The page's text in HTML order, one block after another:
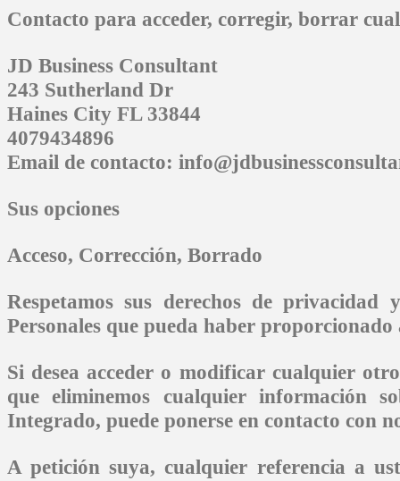
Contacto para acceder, corregir, borrar
JD Business Consultant
243 Sutherland Dr
Haines City FL 33844
4079434896
Email de contacto:
Sus opciones
Acceso, Corrección, Borrado
Respetamos sus derechos de
Personales que pueda haber proporcionado
Si desea acceder o modificar cualquier
que eliminemos cualquier información
Integrado, puede ponerse en contacto con
A petición suya, cualquier referencia a